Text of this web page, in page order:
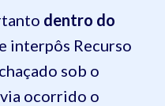
dentro do
interpôs Recurso
sob o
ocorrido o